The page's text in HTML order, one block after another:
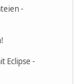
-
Eclipse -